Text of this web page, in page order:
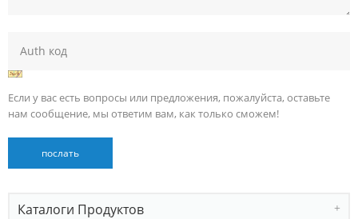
Если у вас есть вопросы или предложения, пожалуйста, оставьте
нам сообщение, мы ответим вам, как только сможем!
Каталоги Продуктов